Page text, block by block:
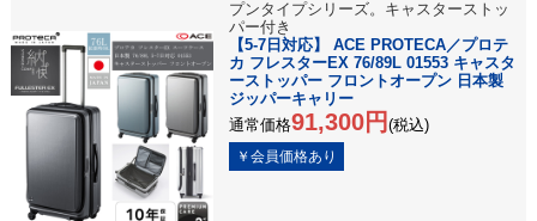
プンタイプシリーズ。キャスターストッ
パー付き
【5-7日対応】 ACE PROTECA／プロテ
カ フレスターEX 76/89L 01553 キャスタ
ーストッパー フロントオープン 日本製
ジッパーキャリー
通常価格91,300円 (税込)